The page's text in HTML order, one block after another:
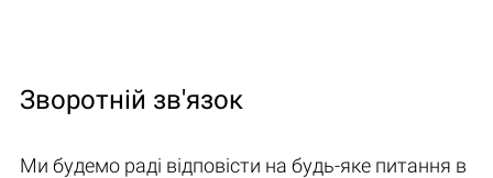
Зворотній зв'язок
Ми будемо раді відповісти на будь-яке питання в